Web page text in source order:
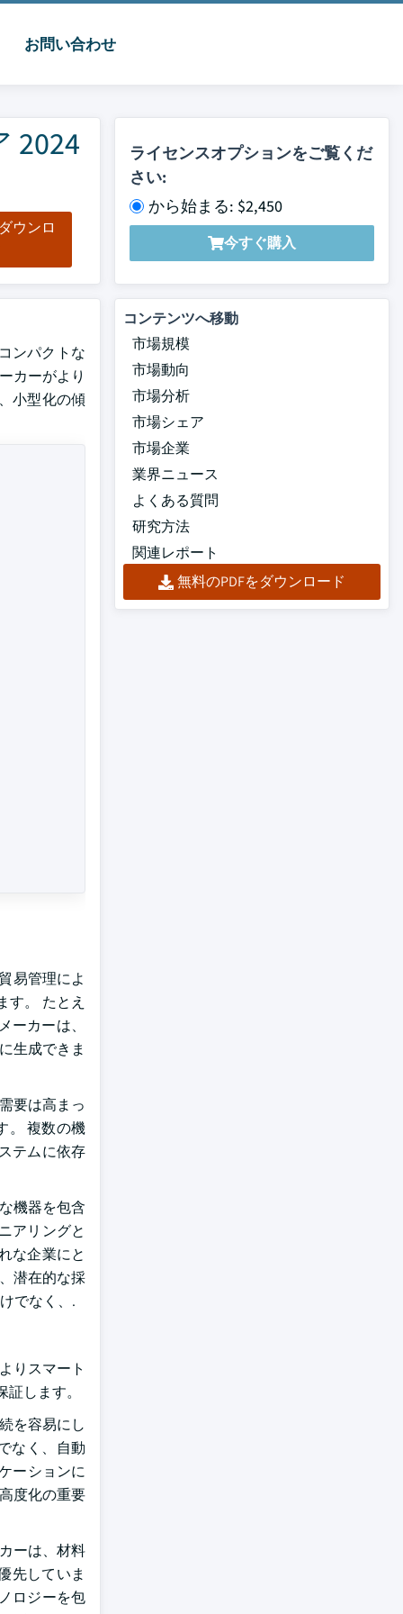
お問い合わせ
2024
ウンロ
ライセンスオプションをご覧くだ
さい:
から始まる: $2,450
今すぐ購入
ンパクトな
カーがより
小型化の傾
易管理によ
す。 たとえ
ーカーは、
生成できま
要は高まっ
。 複数の機
テムに依存
機器を包含
アリングと
な企業にと
潜在的な採
でなく、.
りスマート
します。
を容易にし
なく、自動
ーションに
度化の重要
ーは、材料
先していま
ロジーを包
コンテンツへ移動
市場規模
市場動向
市場分析
市場シェア
市場企業
業界ニュース
よくある質問
研究方法
関連レポート
無料のPDFをダウンロード